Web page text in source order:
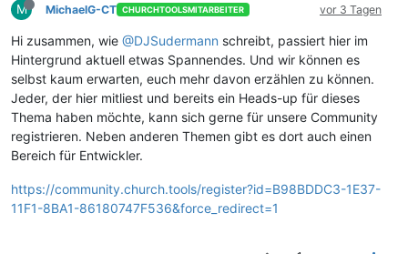
M MichaelG-CT CHURCHTOOLSMITARBEITER vor 3 Tagen
Hi zusammen, wie @DJSudermann schreibt, passiert hier im
Hintergrund aktuell etwas Spannendes. Und wir können es
selbst kaum erwarten, euch mehr davon erzählen zu können.
Jeder, der hier mitliest und bereits ein Heads-up für dieses
Thema haben möchte, kann sich gerne für unsere Community
registrieren. Neben anderen Themen gibt es dort auch einen
Bereich für Entwickler.
https://community.church.tools/register?id=B98BDDC3-1E37-
11F1-8BA1-86180747F536&force_redirect=1